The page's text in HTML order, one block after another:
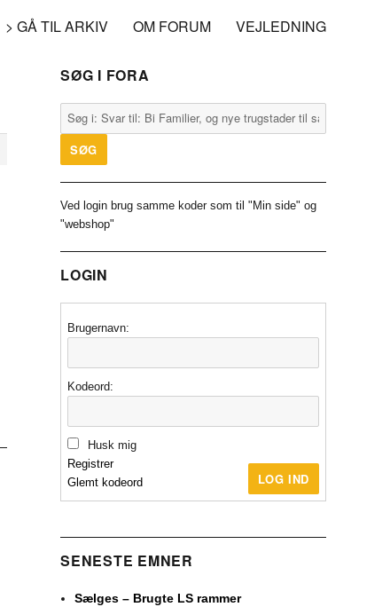
> GÅ TIL ARKIV OM FORUM VEJLEDNING
SØG I FORA
Ved login brug samme koder som til "Min side" og
"webshop"
LOGIN
Brugernavn:
Kodeord:
Husk mig
LOG IND
Registrer
Glemt kodeord
SENESTE EMNER
Sælges – Brugte LS rammer